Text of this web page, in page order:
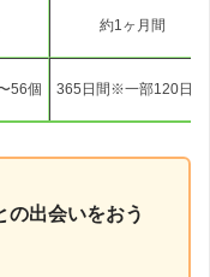
約1ヶ月間
56個 365日間※一部120日間
の出会いをおう